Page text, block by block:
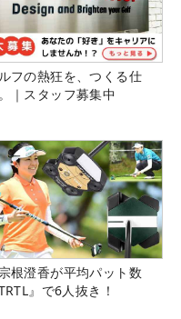
フの熱狂を、つくる仕
｜スタッフ募集中
根澄香が平均パット数
TRTL』で6人抜き！